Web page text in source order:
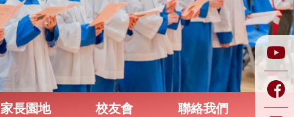
家長園地 校友會 聯絡我們